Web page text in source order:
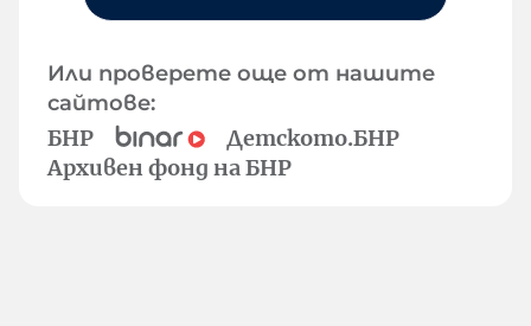
Или проверете още от нашите
сайтове:
БНР
Детското.БНР
Архивен фонд на БНР